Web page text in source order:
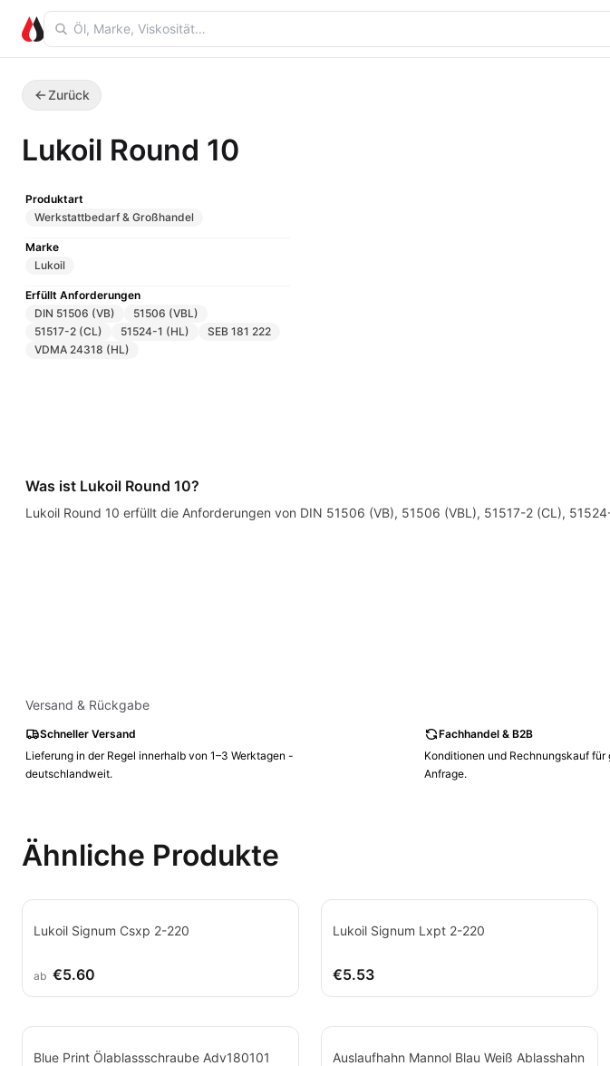
Zurück
Lukoil Round 10
Produktart
Werkstattbedarf & Großhandel
Marke
Lukoil
Erfüllt Anforderungen
DIN 51506 (VB)
51506 (VBL)
51517-2 (CL)
51524-1 (HL)
SEB 181 222
VDMA 24318 (HL)
Was ist Lukoil Round 10?
Lukoil Round 10 erfüllt die Anforderungen von DIN 51506 (VB), 51506 (VBL), 51517-2 (CL),
Versand & Rückgabe
Schneller Versand
Lieferung in der Regel innerhalb von 1–3 Werktagen -
deutschlandweit.
Fachhandel & B2B
Konditionen und Rechnungskauf
Anfrage.
Ähnliche Produkte
Lukoil Signum Csxp 2-220
ab €5.60
Lukoil Signum Lxpt 2-220
€5.53
Blue Print Ölablassschraube Adv180101
Auslaufhahn Mannol Blau Weiß Ablasshahn